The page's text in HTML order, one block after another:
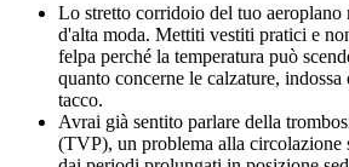
Lo stretto corridoio del tuo aeroplano
d'alta moda. Mettiti vestiti pratici e
felpa perché la temperatura può
quanto concerne le calzature, indossa
tacco.
Avrai già sentito parlare della
(TVP), un problema alla circolazione